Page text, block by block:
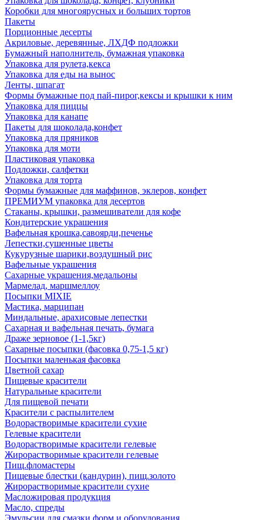
Коробки для многоярусных и больших тортов
Пакеты
Порционные десерты
Акриловые, деревянные, ЛХДФ подложки
Бумажный наполнитель, бумажная упаковка
Упаковка для рулета,кекса
Упаковка для еды на вынос
Ленты, шпагат
Формы бумажные под пай-пирог,кексы и крышки к ним
Упаковка для пиццы
Упаковка для канапе
Пакеты для шоколада,конфет
Упаковка для пряников
Упаковка для моти
Пластиковая упаковка
Подложки, салфетки
Упаковка для торта
Формы бумажные для маффинов, эклеров, конфет
ПРЕМИУМ упаковка для десертов
Стаканы, крышки, размешиватели для кофе
Кондитерские украшения
Вафельная крошка,савоярди,печенье
Лепестки,сушенные цветы
Кукурузные шарики,воздушный рис
Вафельные украшения
Сахарные украшения,медальоны
Мармелад, маршмеллоу
Посыпки MIXIE
Мастика, марципан
Миндальные, арахисовые лепестки
Сахарная и вафельная печать, бумага
Драже зерновое (1-1,5кг)
Сахарные посыпки (фасовка 0,75-1,5 кг)
Посыпки маленькая фасовка
Цветной сахар
Пищевые красители
Натуральные красители
Для пищевой печати
Красители с распылителем
Водорастворимые красители сухие
Гелевые красители
Водорастворимые красители гелевые
Жирорастворимые красители гелевые
Пищ.фломастеры
Пищевые блестки (кандурин), пищ.золото
Жирорастворимые красители сухие
Масложировая продукция
Масло, спреды
Эмульсии для смазки форм и оборудования